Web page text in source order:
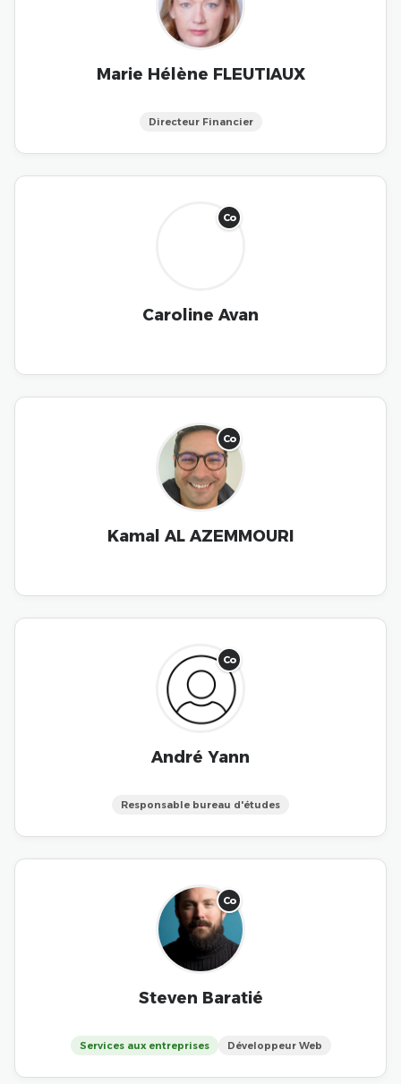
Marie Hélène FLEUTIAUX
Directeur Financier
Co
Caroline Avan
Co
Kamal AL AZEMMOURI
Co
André Yann
Responsable bureau d'études
Co
Steven Baratié
Services aux entreprises Développeur Web